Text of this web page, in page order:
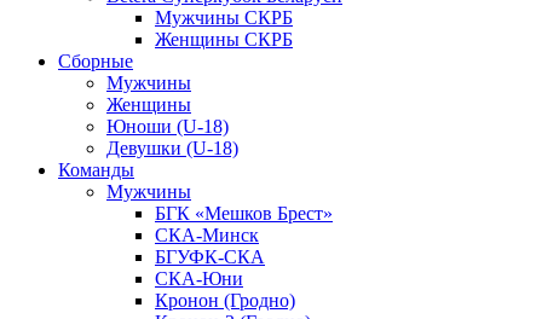
Мужчины СКРБ
Женщины СКРБ
Сборные
Мужчины
Женщины
Юноши (U-18)
Девушки (U-18)
Команды
Мужчины
БГК «Мешков Брест»
СКА-Минск
БГУФК-СКА
СКА-Юни
Кронон (Гродно)